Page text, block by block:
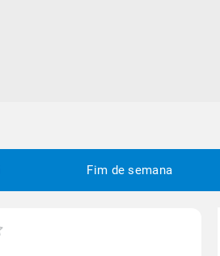
Fim de semana